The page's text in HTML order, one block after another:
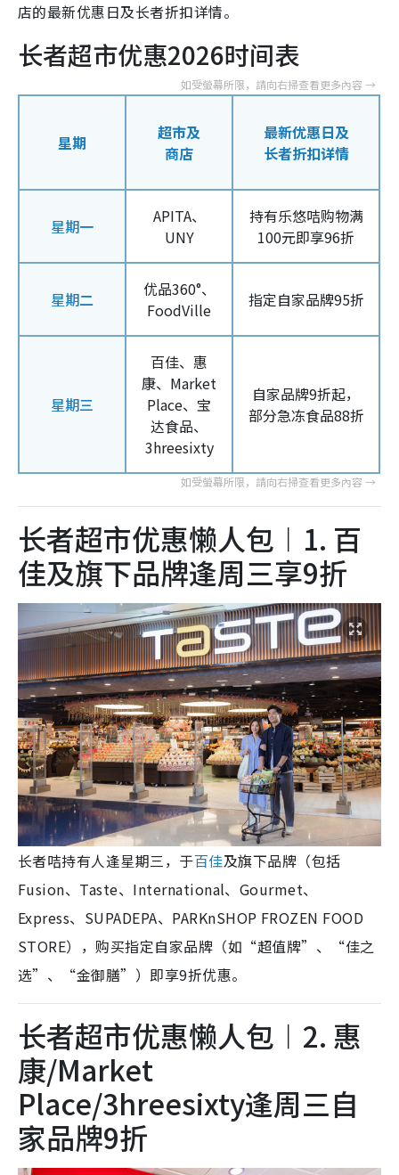
店的最新优惠日及长者折扣详情。
长者超市优惠2026时间表
星期
超市及
商店
最新优惠日及
长者折扣详情
星期一
APITA、
UNY
持有乐悠咭购物满
100元即享96折
星期二
优品360°、
FoodVille
指定自家品牌95折
星期三
百佳、惠
康、Market
Place、宝
达食品、
3hreesixty
自家品牌9折起，
部分急冻食品88折
长者超市优惠懒人包︱1. 百
佳及旗下品牌逢周三享9折
长者咭持有人逢星期三，于百佳及旗下品牌（包括
Fusion、Taste、International、Gourmet、
Express、SUPADEPA、PARKnSHOP FROZEN FOOD
STORE），购买指定自家品牌（如“超值牌”、“佳之
选”、“金御膳”）即享9折优惠。
长者超市优惠懒人包︱2. 惠
康/Market
Place/3hreesixty逢周三自
家品牌9折